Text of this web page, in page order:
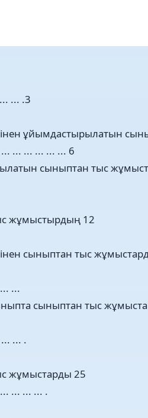
... .3
ұйымдастырылатын
... ... ... ... ... 6
сыныптан тыс
жұмыстырдың 12
сыныптан тыс
...
сыныптан тыс жұмыста
... .
жұмыстарды 25
... ... ... .